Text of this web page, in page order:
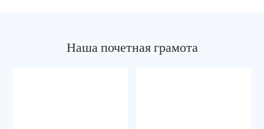
Наша почетная грамота